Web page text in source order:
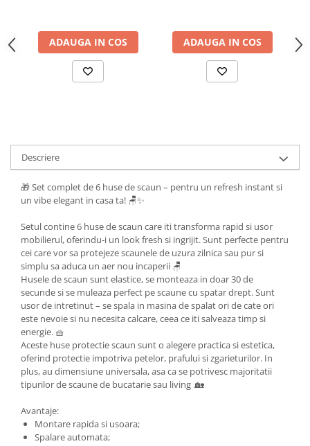
ADAUGA IN COS ADAUGA IN COS
Descriere
🎁 Set complet de 6 huse de scaun – pentru un refresh instant si
un vibe elegant in casa ta! 🪑✨
Setul contine 6 huse de scaun care iti transforma rapid si usor
mobilierul, oferindu-i un look fresh si ingrijit. Sunt perfecte pentru
cei care vor sa protejeze scaunele de uzura zilnica sau pur si
simplu sa aduca un aer nou incaperii 🪑
Husele de scaun sunt elastice, se monteaza in doar 30 de
secunde si se muleaza perfect pe scaune cu spatar drept. Sunt
usor de intretinut – se spala in masina de spalat ori de cate ori
este nevoie si nu necesita calcare, ceea ce iti salveaza timp si
energie. 🧺
Aceste huse protectie scaun sunt o alegere practica si estetica,
oferind protectie impotriva petelor, prafului si zgarieturilor. In
plus, au dimensiune universala, asa ca se potrivesc majoritatii
tipurilor de scaune de bucatarie sau living .🏡
Avantaje:
Montare rapida si usoara;
Spalare automata;